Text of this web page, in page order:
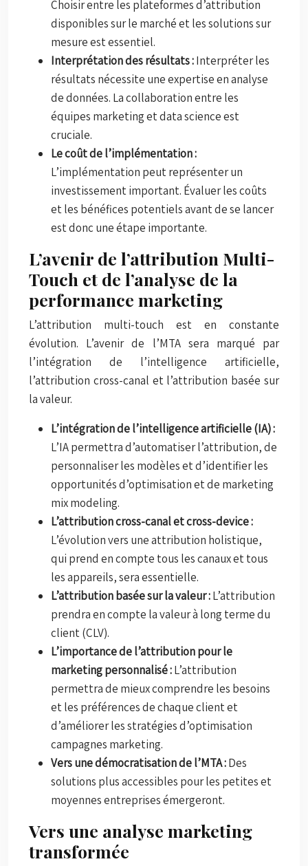
Choisir entre les plateformes d’attribution
disponibles sur le marché et les solutions sur
mesure est essentiel.
Interprétation des résultats :Interpréter les
résultats nécessite une expertise en analyse
de données. La collaboration entre les
équipes marketing et data science est
cruciale.
Le coût de l’implémentation :
L’implémentation peut représenter un
investissement important. Évaluer les coûts
et les bénéfices potentiels avant de se lancer
est donc une étape importante.
L’avenir de l’attribution Multi-
Touch et de l’analyse de la
performance marketing
L’attribution multi-touch est en constante
évolution. L’avenir de l’MTA sera marqué par
l’intégration de l’intelligence artificielle,
l’attribution cross-canal et l’attribution basée sur
la valeur.
L’intégration de l’intelligence artificielle (IA) :
L’IA permettra d’automatiser l’attribution, de
personnaliser les modèles et d’identifier les
opportunités d’optimisation et de marketing
mix modeling.
L’attribution cross-canal et cross-device :
L’évolution vers une attribution holistique,
qui prend en compte tous les canaux et tous
les appareils, sera essentielle.
L’attribution basée sur la valeur :L’attribution
prendra en compte la valeur à long terme du
client (CLV).
L’importance de l’attribution pour le
marketing personnalisé :L’attribution
permettra de mieux comprendre les besoins
et les préférences de chaque client et
d’améliorer les stratégies d’optimisation
campagnes marketing.
Vers une démocratisation de l’MTA :Des
solutions plus accessibles pour les petites et
moyennes entreprises émergeront.
Vers une analyse marketing
transformée